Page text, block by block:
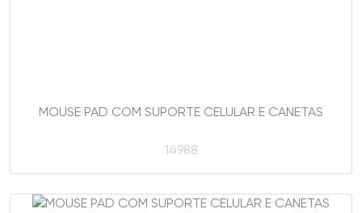
MOUSE PAD COM SUPORTE CELULAR E CANETAS
14988